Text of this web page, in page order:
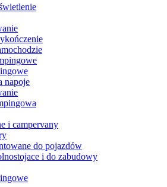
napoje
i campervany
do pojazdów
i do zabudowy